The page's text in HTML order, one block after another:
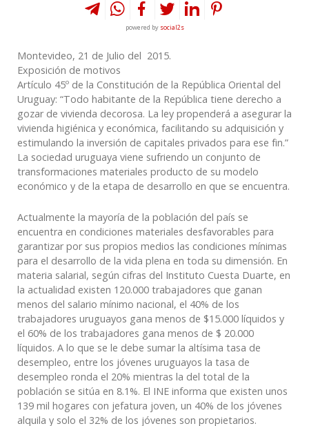
powered by social2s
Montevideo, 21 de Julio del 2015.
Exposición de motivos
Artículo 45º de la Constitución de la República Oriental del
Uruguay: “Todo habitante de la República tiene derecho a
gozar de vivienda decorosa. La ley propenderá a asegurar la
vivienda higiénica y económica, facilitando su adquisición y
estimulando la inversión de capitales privados para ese fin.”
La sociedad uruguaya viene sufriendo un conjunto de
transformaciones materiales producto de su modelo
económico y de la etapa de desarrollo en que se encuentra.
Actualmente la mayoría de la población del país se
encuentra en condiciones materiales desfavorables para
garantizar por sus propios medios las condiciones mínimas
para el desarrollo de la vida plena en toda su dimensión. En
materia salarial, según cifras del Instituto Cuesta Duarte, en
la actualidad existen 120.000 trabajadores que ganan
menos del salario mínimo nacional, el 40% de los
trabajadores uruguayos gana menos de $15.000 líquidos y
el 60% de los trabajadores gana menos de $ 20.000
líquidos. A lo que se le debe sumar la altísima tasa de
desempleo, entre los jóvenes uruguayos la tasa de
desempleo ronda el 20% mientras la del total de la
población se sitúa en 8.1%. El INE informa que existen unos
139 mil hogares con jefatura joven, un 40% de los jóvenes
alquila y solo el 32% de los jóvenes son propietarios.